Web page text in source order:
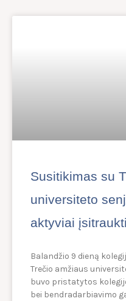
Susitikimas su
universiteto
aktyviai įsitraukti
Balandžio 9 dieną
Trečio amžiaus
buvo pristatytos
bei bendradarbiavimo